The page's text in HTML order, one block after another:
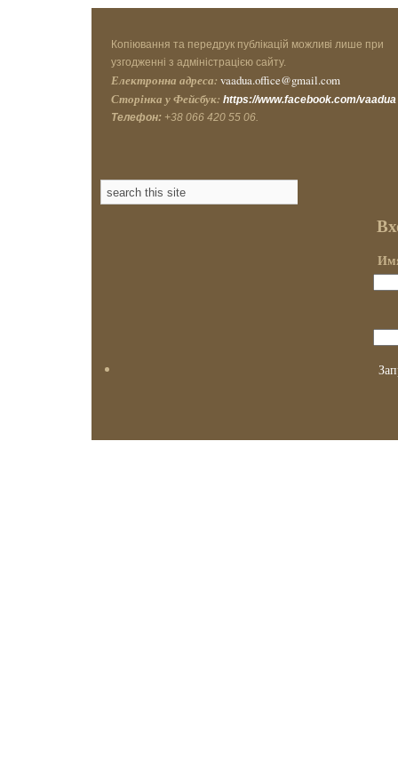
Копіювання та передрук публікацій можливі лише при
узгодженні з адміністрацією сайту.
Електронна адреса: vaadua.office@gmail.com
Сторінка у Фейсбук: https://www.facebook.com/vaadua
Телефон: +38 066 420 55 06.